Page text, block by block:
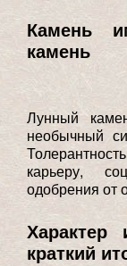
Камень
камень
Лунный
необычный
карьеру,
одобрения от
краткий